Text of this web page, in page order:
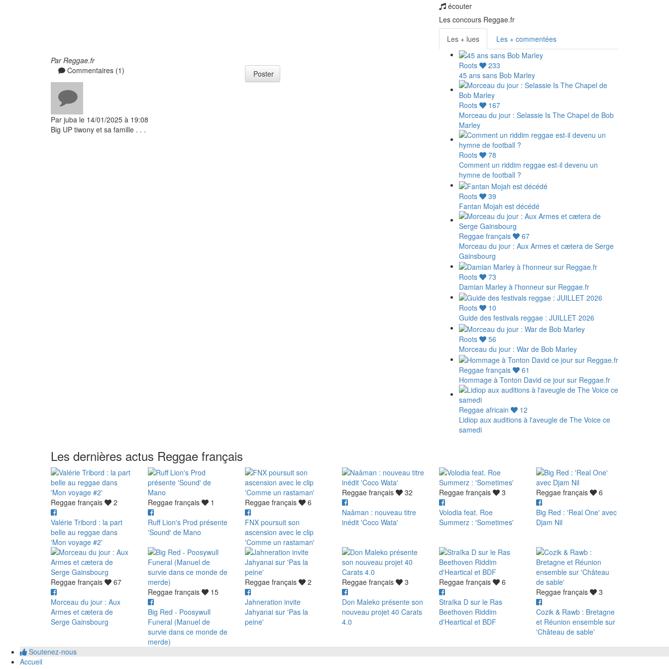
Par Reggae.fr
Commentaires (1)
Poster
Par juba le 14/01/2025 à 19:08
Big UP tiwony et sa famille . . .
écouter
Les concours Reggae.fr
Les + lues
Les + commentées
Roots
233
45 ans sans Bob Marley
Roots
167
Morceau du jour : Selassie Is The Chapel de Bob
Marley
Roots
78
Comment un riddim reggae est-il devenu un
hymne de football ?
Roots
39
Fantan Mojah est décédé
Reggae français
67
Morceau du jour : Aux Armes et cætera de Serge
Gainsbourg
Roots
73
Damian Marley à l'honneur sur Reggae.fr
Roots
10
Guide des festivals reggae : JUILLET 2026
Roots
56
Morceau du jour : War de Bob Marley
Reggae français
61
Hommage à Tonton David ce jour sur Reggae.fr
Reggae africain
12
Lidiop aux auditions à l'aveugle de The Voice ce
samedi
Les dernières actus Reggae français
Reggae français
2
Valérie Tribord : la part
belle au reggae dans
'Mon voyage #2'
Reggae français
1
Ruff Lion's Prod présente
'Sound' de Mano
Reggae français
6
FNX poursuit son
ascension avec le clip
'Comme un rastaman'
Reggae français
32
Naâman : nouveau titre
inédit 'Coco Wata'
Reggae français
3
Volodia feat. Roe
Summerz : 'Sometimes'
Reggae français
6
Big Red : 'Real One' avec
Djam Nil
Reggae français
67
Morceau du jour : Aux
Armes et cætera de
Serge Gainsbourg
Reggae français
15
Big Red - Poosywull
Funeral (Manuel de
survie dans ce monde de
merde)
Reggae français
2
Jahneration invite
Jahyanai sur 'Pas la
peine'
Reggae français
3
Don Maleko présente son
nouveau projet 40 Carats
4.0
Reggae français
6
Straïka D sur le Ras
Beethoven Riddim
d'Heartical et BDF
Reggae français
3
Cozik & Rawb : Bretagne
et Réunion ensemble sur
'Château de sable'
Soutenez-nous
Accueil